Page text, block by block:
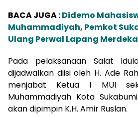
BACA JUGA :Didemo
Muhammadiyah, Pemkot
Ulang Perwal Lapang Merdeka
Pada pelaksanaan Salat
dijadwalkan diisi oleh H. Ade
menjabat Ketua I MUI
Muhammadiyah Kota
akan dipimpin K.H. Amir Ruslan.